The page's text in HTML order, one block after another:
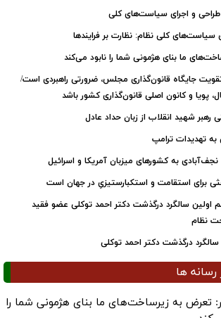
طراحی و اجرای سیاست‌های کلی
سیاست‌های کلی نظام: نظارت بر فرایندها
ما بنای هژمونی شما را نابود می‌کند
جایگاه قانون‌گذاری مجلس، ضرورتی راهبردی است/
پویا و کانون اصلی قانون‌گذاری کشور باشد
رهبر شهید انقلاب از زبان حداد عادل
تهدیدات ترامپ
به کشورهای میزبان آمریکا و اسرائیل
برای استقامت و استکبارستیزیِ در جهان است
اولین سالگرد درگذشت دکتر احمد توکلی عضو فقید
نظام
سالگرد درگذشت دکتر احمد توکلی
ها
تعرض به زیرساخت‌های ما بنای هژمونی شما را